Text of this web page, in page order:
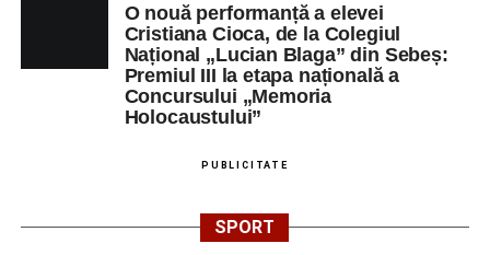
O nouă performanță a elevei
Cristiana Cioca, de la Colegiul
Național „Lucian Blaga” din Sebeș:
Premiul III la etapa națională a
Concursului „Memoria
Holocaustului”
PUBLICITATE
SPORT